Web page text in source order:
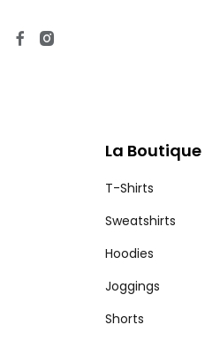
La Boutique
T-Shirts
Sweatshirts
Hoodies
Joggings
Shorts